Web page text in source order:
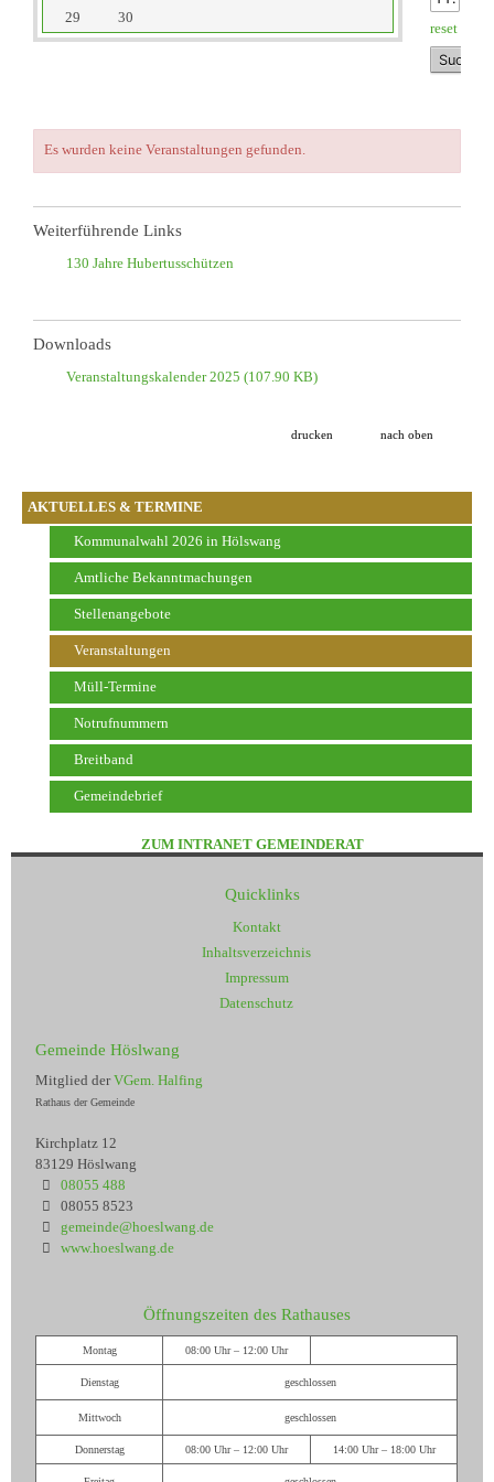
AKTUELLES & TERMINE
Kommunalwahl 2026 in Hölswang
Amtliche Bekanntmachungen
Stellenangebote
Veranstaltungen
Müll-Termine
Notrufnummern
Breitband
Gemeindebrief
29
30
reset
Es wurden keine Veranstaltungen gefunden.
Weiterführende Links
130 Jahre Hubertusschützen
Downloads
Veranstaltungskalender 2025 (107.90 KB)
drucken nach oben
ZUM INTRANET GEMEINDERAT
Quicklinks
Kontakt
Inhaltsverzeichnis
Impressum
Datenschutz
Gemeinde Höslwang
Mitglied derVGem. Halfing
Rathaus der Gemeinde
Kirchplatz 12
83129 Höslwang
08055 488
08055 8523
gemeinde@hoeslwang.de
www.hoeslwang.de
Öffnungszeiten des Rathauses
Montag 08:00 Uhr – 12:00 Uhr
Dienstag geschlossen
Mittwoch geschlossen
Donnerstag 08:00 Uhr – 12:00 Uhr 14:00 Uhr – 18:00 Uhr